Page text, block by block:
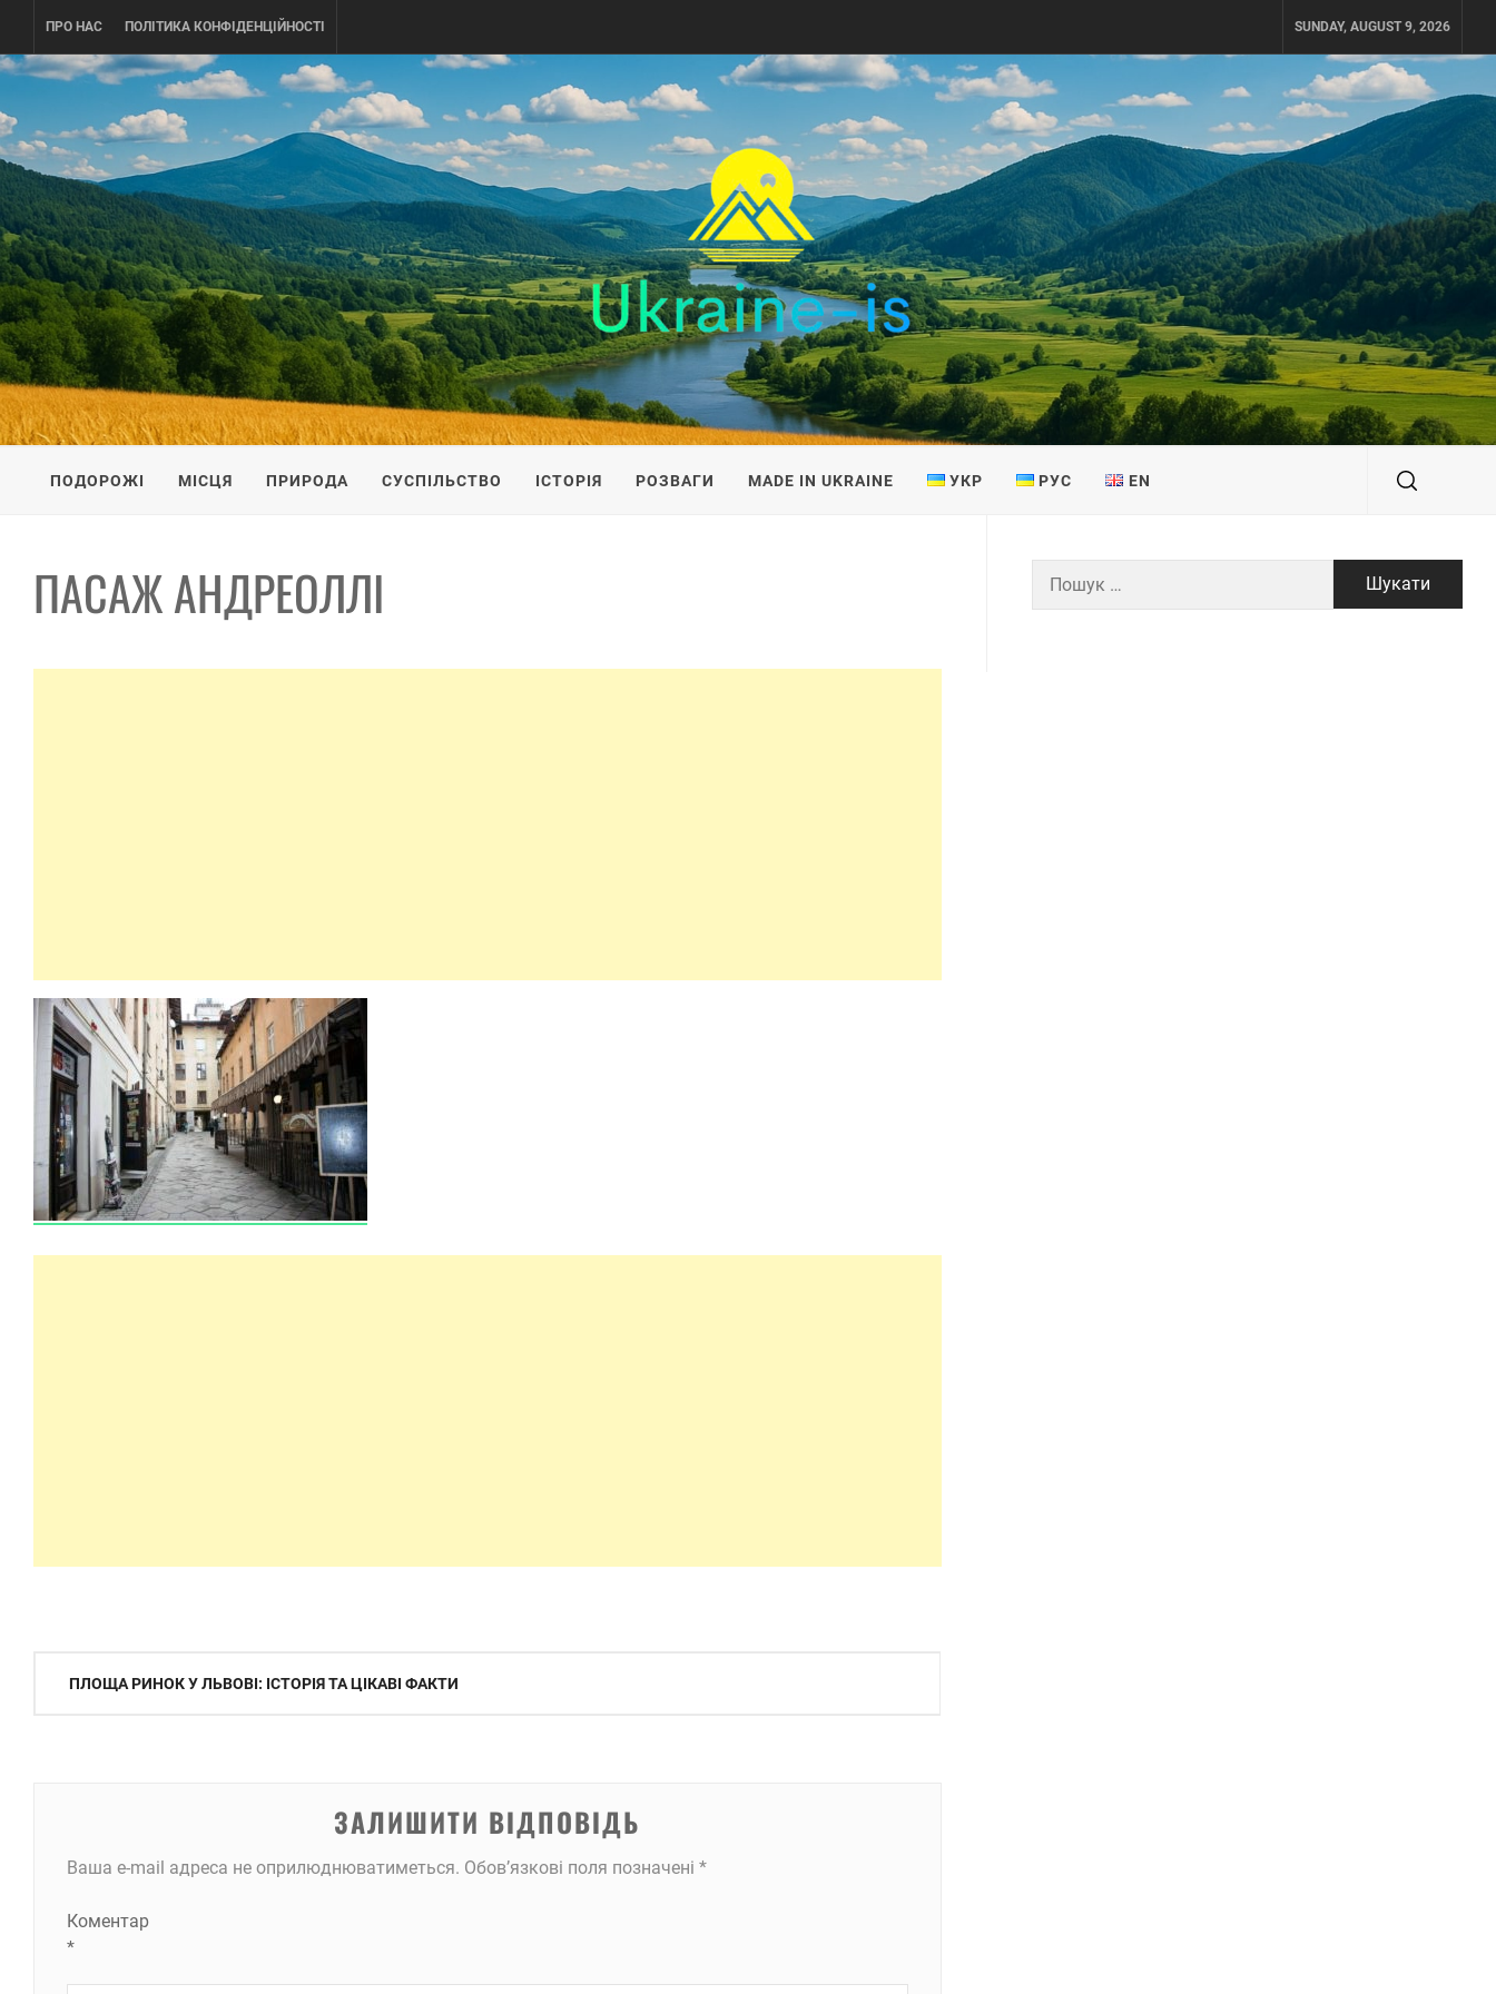
content
ПРО НАС ПОЛІТИКА КОНФІДЕНЦІЙНОСТІ SUNDAY, AUGUST 9, 2026
UKRAINE-IS
ПОДОРОЖI ПО УКРАЇНІ
ПОДОРОЖІ МІСЦЯ ПРИРОДА СУСПІЛЬСТВО ІСТОРІЯ РОЗВАГИ MADE IN UKRAINE УКР РУС EN
ПАСАЖ АНДРЕОЛЛІ
Навігація
ПЛОЩА РИНОК У ЛЬВОВІ: ІСТОРІЯ ТА ЦІКАВІ ФАКТИ
ЗАЛИШИТИ ВІДПОВІДЬ
Ваша e-mail адреса не оприлюднюватиметься. Обов’язкові поля позначені *
Коментар
*